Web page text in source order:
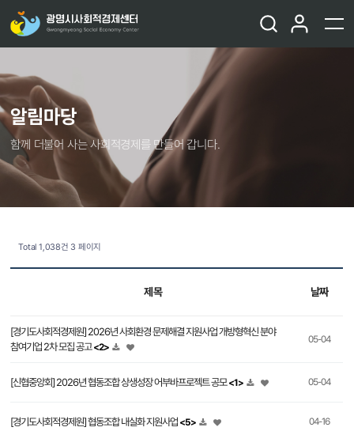
알림마당
함께 더불어 사는 사회적경제를 만들어 갑니다.
Total 1,038건 3 페이지
제목 날짜
[경기도사회적경제원] 2026년 사회환경 문제해결 지원사업 개방형혁신 분야
참여기업 2차 모집 공고<2>
05-04
[신협중앙회] 2026년 협동조합 상생성장 어부바프로젝트 공모<1> 05-04
[경기도사회적경제원] 협동조합 내실화 지원사업 <5> 04-16